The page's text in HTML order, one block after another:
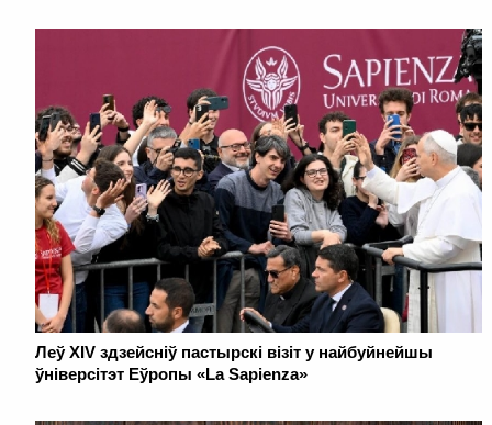
Леў XIV здзейсніў пастырскі візіт у найбуйнейшы
ўніверсітэт Еўропы «La Sapienza»